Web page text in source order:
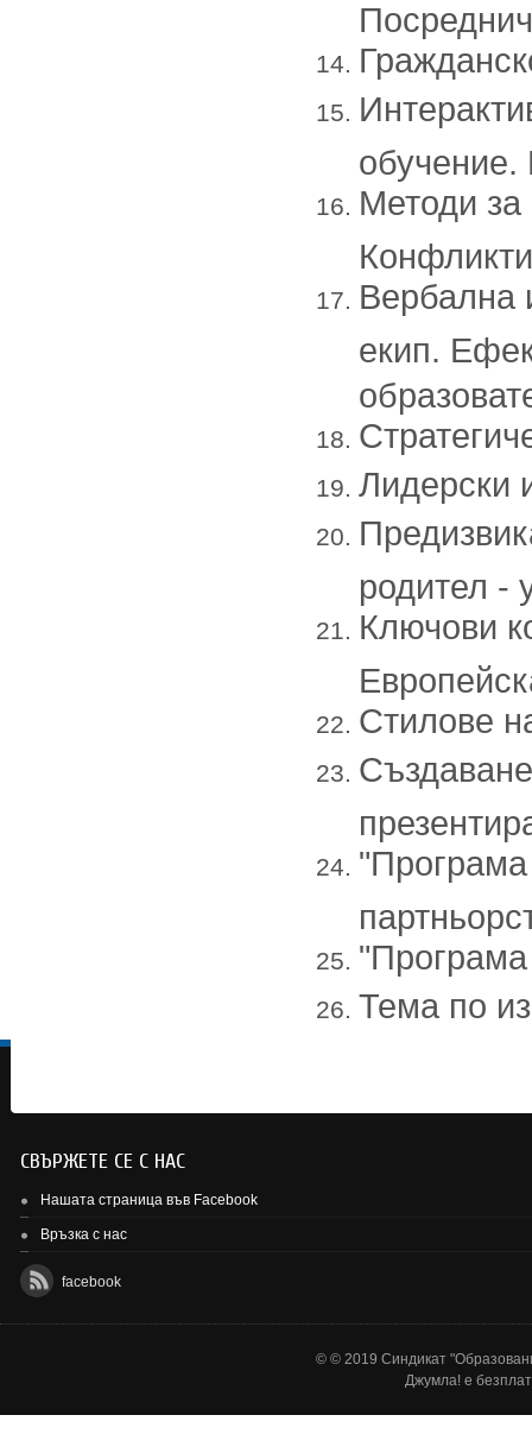
обучение.
Методи за
Вербална
екип.
Лидерски
родител -
Ключови
Стилове
Тема по
СВЪРЖЕТЕ СЕ С НАС
Нашата страница във Facebook
Връзка с нас
facebook
© © 2019 Синдикат
Джумла! е